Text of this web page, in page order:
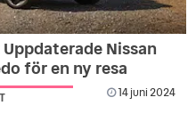
Nissan
för en ny resa
14 juni 2024